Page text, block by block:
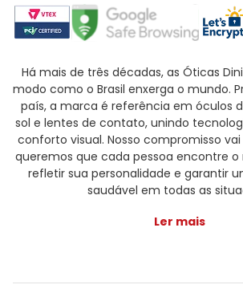
Há mais de três décadas, as Óticas
modo como o Brasil enxerga o mundo.
país, a marca é referência em óculos
sol e lentes de contato, unindo
conforto visual. Nosso compromisso
queremos que cada pessoa encontre o
refletir sua personalidade e garantir
saudável em todas as
Ler mais